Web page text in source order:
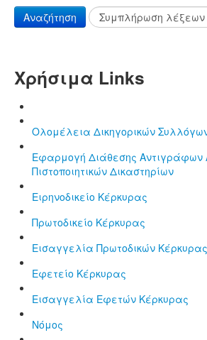
Αναζήτηση
Χρήσιμα Links
Ολομέλεια Δικηγορικών
Εφαρμογή Διάθεσης
Πιστοποιητικών Δικαστηρίων
Ειρηνοδικείο Κέρκυρας
Πρωτοδικείο Κέρκυρας
Εισαγγελία Πρωτοδικών Κέρκυρας
Εφετείο Κέρκυρας
Εισαγγελία Εφετών Κέρκυρας
Νόμος